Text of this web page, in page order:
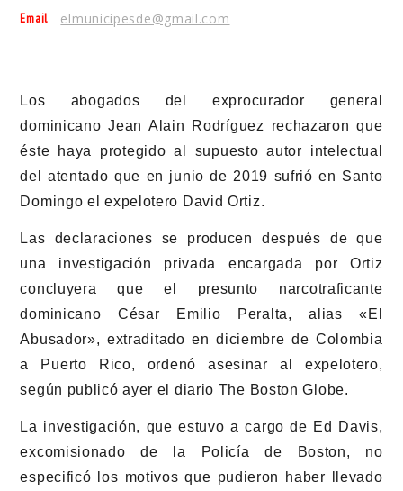
Email elmunicipesde@gmail.com
Los abogados del exprocurador general
dominicano Jean Alain Rodríguez rechazaron que
éste haya protegido al supuesto autor intelectual
del atentado que en junio de 2019 sufrió en Santo
Domingo el expelotero David Ortiz.
Las declaraciones se producen después de que
una investigación privada encargada por Ortiz
concluyera que el presunto narcotraficante
dominicano César Emilio Peralta, alias «El
Abusador», extraditado en diciembre de Colombia
a Puerto Rico, ordenó asesinar al expelotero,
según publicó ayer el diario The Boston Globe.
La investigación, que estuvo a cargo de Ed Davis,
excomisionado de la Policía de Boston, no
especificó los motivos que pudieron haber llevado